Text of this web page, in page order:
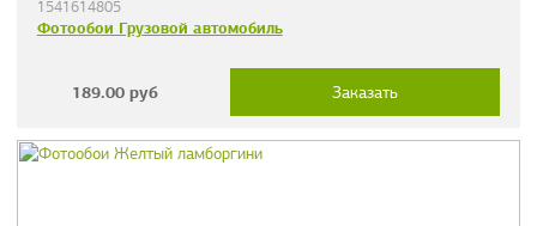
1541614805
Фотообои Грузовой автомобиль
189.00 руб Заказать